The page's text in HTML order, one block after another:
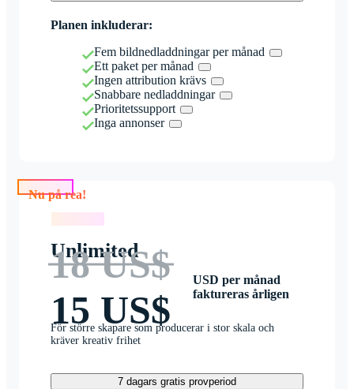
Planen inkluderar:
Fem bildnedladdningar per månad
Ett paket per månad
Ingen attribution krävs
Snabbare nedladdningar
Prioritetssupport
Inga annonser
Nu på rea!
Unlimited
18 US$
15 US$
USD per månad
faktureras årligen
För större skapare som producerar i stor skala och
kräver kreativ frihet
7 dagars gratis provperiod